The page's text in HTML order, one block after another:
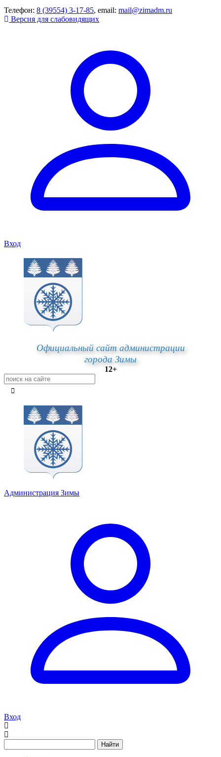
Телефон: 8 (39554) 3-17-85, email: mail@zimadm.ru
Версия для слабовидящих
Вход
Официальный сайт администрации
города Зимы
12+
Администрация Зимы
Вход
Найти